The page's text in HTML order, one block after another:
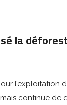
la
continue de